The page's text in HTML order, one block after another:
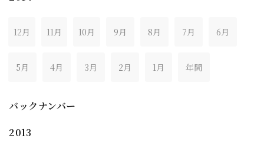
12月 11月 10月 9月 8月 7月 6月
5月 4月 3月 2月 1月 年間
バックナンバー
2013